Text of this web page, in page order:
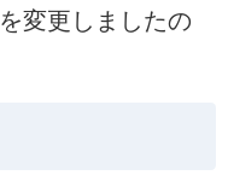
変更しましたの